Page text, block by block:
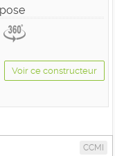
Voir ce constructeur
CCMI